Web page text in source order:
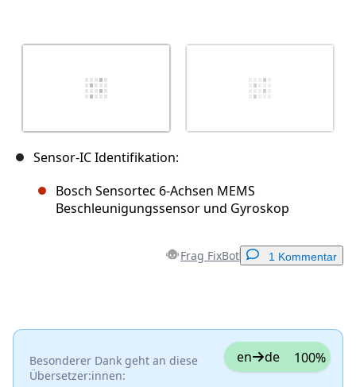
Sensor-IC Identifikation:
Bosch Sensortec 6-Achsen MEMS
Beschleunigungssensor und Gyroskop
Frag FixBot 1 Kommentar
Kommentar hinzufügen
Besonderer Dank geht an diese
Übersetzer:innen:
en de 100%